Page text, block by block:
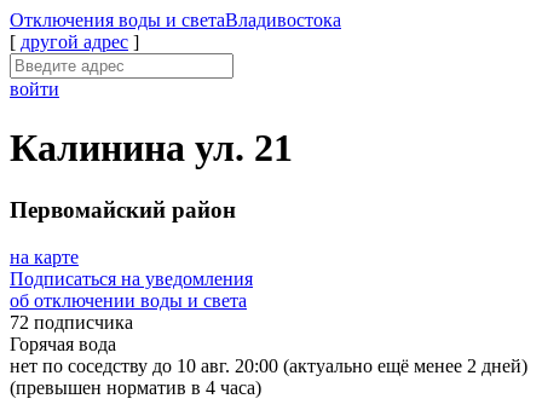
Отключения воды и светаВладивостока
[ другой адрес ]
войти
Калинина ул. 21
Первомайский район
на карте
Подписаться на уведомления
об отключении воды и света
72 подписчика
Горячая вода
нет по соседству до 10 авг. 20:00 (актуально ещё менее 2 дней)
(превышен норматив в 4 часа)